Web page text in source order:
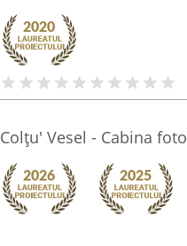
Colțu' Vesel - Cabina foto